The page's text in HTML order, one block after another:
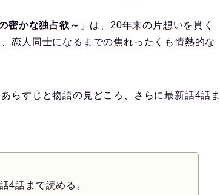
密かな独占欲～ 」は、20年来の片想いを貫く
恋人同士になるまでの焦れったくも情熱的な
らすじと物語の見どころ、さらに最新話4話ま
4話まで読める。